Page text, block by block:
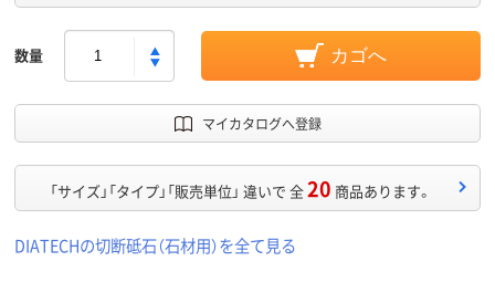
数量 カゴへ
マイカタログへ登録
「サイズ」「タイプ」「販売単位」 違いで 全20 商品あります。
DIATECHの切断砥石（石材用）を全て見る